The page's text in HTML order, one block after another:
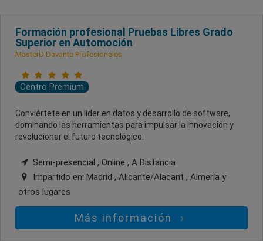
Formación profesional Pruebas Libres Grado
Superior en Automoción
MasterD Davante Profesionales
Centro Premium
Conviértete en un líder en datos y desarrollo de software,
dominando las herramientas para impulsar la innovación y
revolucionar el futuro tecnológico.
Semi-presencial , Online , A Distancia
Impartido en: Madrid , Alicante/Alacant , Almería y
otros lugares
Más información